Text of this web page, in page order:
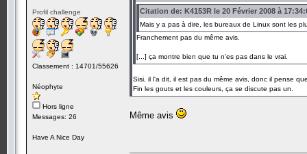
Profil challenge
Classement : 14701/55626
Néophyte
Hors ligne
Messages: 26
Have A Nice Day
Citation de: K4153R le 20 Février 2008 à
Mais y a pas à dire, les bureaux de Linux sont les
Franchement pas du même avis.
[...] ça montre bien que tu n'es pas dans le vrai.
Sisi, il l'a dit, il est pas du même avis, donc il pense
Fin les gouts et les couleurs, ça se discute pas un.
Même avis